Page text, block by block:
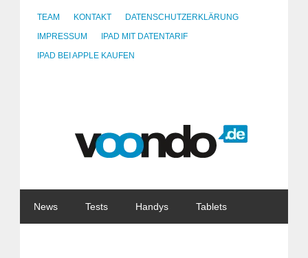
TEAM KONTAKT
DATENSCHUTZERKLÄRUNG
IMPRESSUM
IPAD MIT DATENTARIF
IPAD BEI APPLE KAUFEN
News Tests Handys Tablets